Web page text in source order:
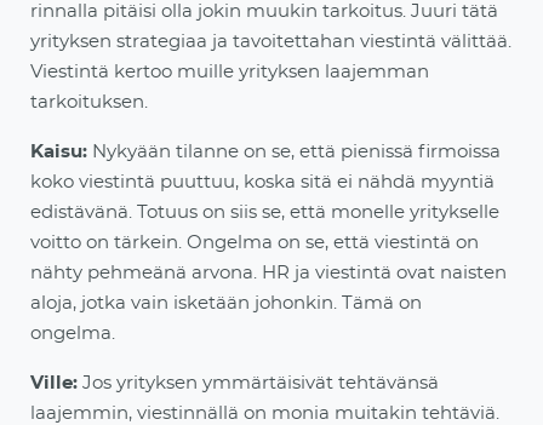
rinnalla pitäisi olla jokin muukin tarkoitus. Juuri tätä
yrityksen strategiaa ja tavoitettahan viestintä välittää.
Viestintä kertoo muille yrityksen laajemman
tarkoituksen.
Kaisu: Nykyään tilanne on se, että pienissä firmoissa
koko viestintä puuttuu, koska sitä ei nähdä myyntiä
edistävänä. Totuus on siis se, että monelle yritykselle
voitto on tärkein. Ongelma on se, että viestintä on
nähty pehmeänä arvona. HR ja viestintä ovat naisten
aloja, jotka vain isketään johonkin. Tämä on
ongelma.
Ville: Jos yrityksen ymmärtäisivät tehtävänsä
laajemmin, viestinnällä on monia muitakin tehtäviä.